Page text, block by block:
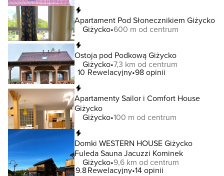
Apartament Pod Słonecznikiem Giżycko
Giżycko 600 m od centrum
Ostoja pod Podkową Giżycko
Giżycko 7,3 km od centrum
10 Rewelacyjny 98 opinii
Apartamenty Sailor i Comfort House
Giżycko
Giżycko 100 m od centrum
Domki WESTERN HOUSE Giżycko
Fuleda Sauna Jacuzzi Kominek
Giżycko 9,6 km od centrum
9.8Rewelacyjny 14 opinii